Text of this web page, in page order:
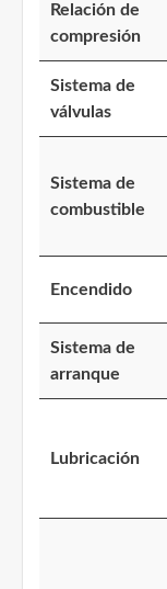
Relación de
compresión
Sistema de
válvulas
Sistema de
combustible
Encendido
Sistema de
arranque
Lubricación